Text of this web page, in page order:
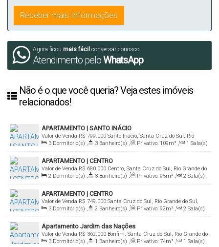
Agora ficou mais fácil conversar conosco
Atendimento peloWhatsApp
Não é o que você queria? Veja estes imóveis
relacionados!
APARTAMENTO | SANTO INÁCIO
R$ 799.000
Valor de Venda
Santo Inácio, Santa Cruz do Sul, Rio
Grande do Sul, Brasil
3 Dormitório(s) , 3 Banheiro(s) , Privativo: 109m² , 1 Sala(s)
,
1 Suíte(s) , Total: 134m² , 2 Vaga(s)
APARTAMENTO | CENTRO
R$ 680.000
Valor de Venda
Centro, Santa Cruz do Sul, Rio Grande do
Sul, Brasil
2 Dormitório(s) , 3 Banheiro(s) , Privativo: 95m² , 2 Sala(s) ,
1 Suíte(s) , Total: 120m² , 1 Vaga(s)
APARTAMENTO | CENTRO
R$ 749.000
Valor de Venda
Santa Cruz do Sul, Rio Grande do Sul,
Brasil
3 Dormitório(s) , 2 Banheiro(s) , Privativo: 92m² , 2 Sala(s) ,
1 Suíte(s) , 1 Vaga(s)
Apartamento Jardim das Nações
R$ 362.000
Valor de Venda
Bonfim, Santa Cruz do Sul, Rio Grande do
Sul, Brasil
3 Dormitório(s) , 1 Banheiro(s) , Privativo: 74m² , 1 Sala(s) ,